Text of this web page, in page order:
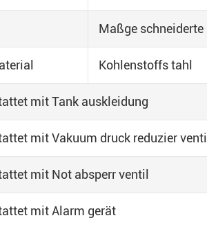
Maßge schneiderte
Kohlenstoffs tahl
mit Tank auskleidung
mit Vakuum druck reduzier ventil
mit Not absperr ventil
mit Alarm gerät